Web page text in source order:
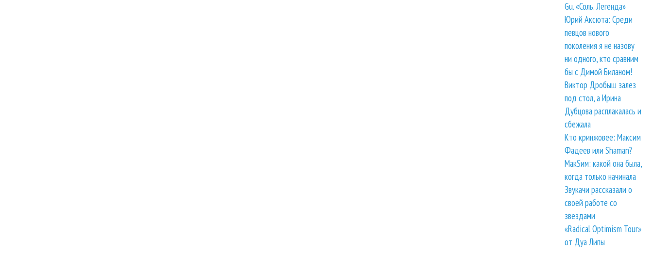
Gu. «Соль. Легенда»
Юрий Аксюта: Среди
певцов нового
поколения я не назову
ни одного, кто сравним
бы с Димой Биланом!
Виктор Дробыш залез
под стол, а Ирина
Дубцова расплакалась и
сбежала
Кто кринжовее: Максим
Фадеев или Shaman?
МакSим: какой она была,
когда только начинала
Звукачи рассказали о
своей работе со
звездами
«Radical Optimism Tour»
от Дуа Липы